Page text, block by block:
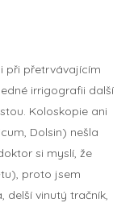
při přetrvávajícím
irrigografii další
Koloskopie ani
Dolsin) nešla
si myslí, že
proto jsem
delší vinutý tračník,